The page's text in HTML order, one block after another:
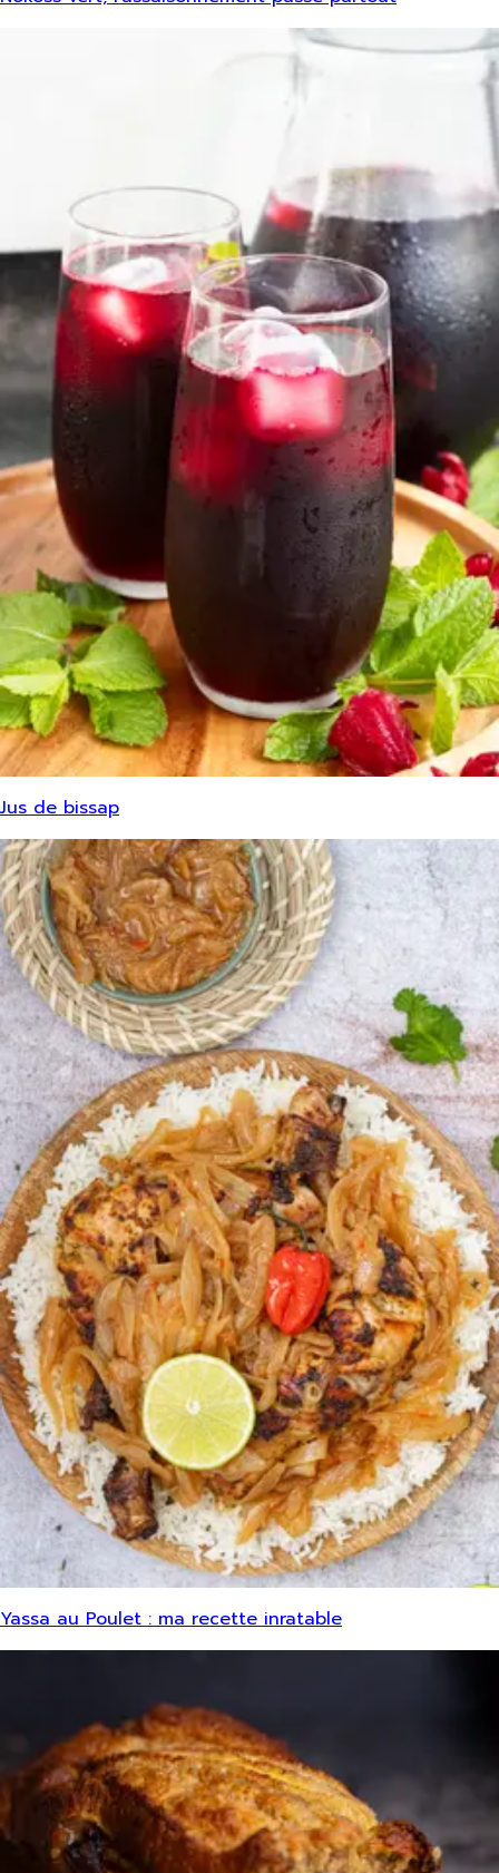
Jus de bissap
Yassa au Poulet : ma recette inratable